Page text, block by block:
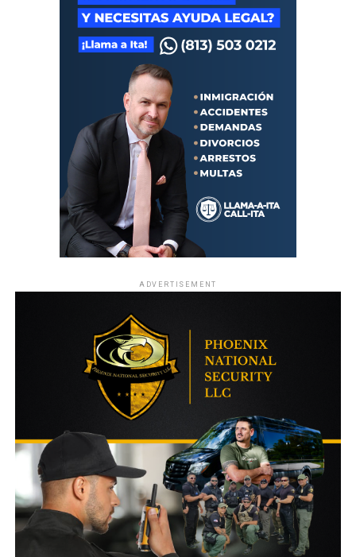
ADVERTISEMENT